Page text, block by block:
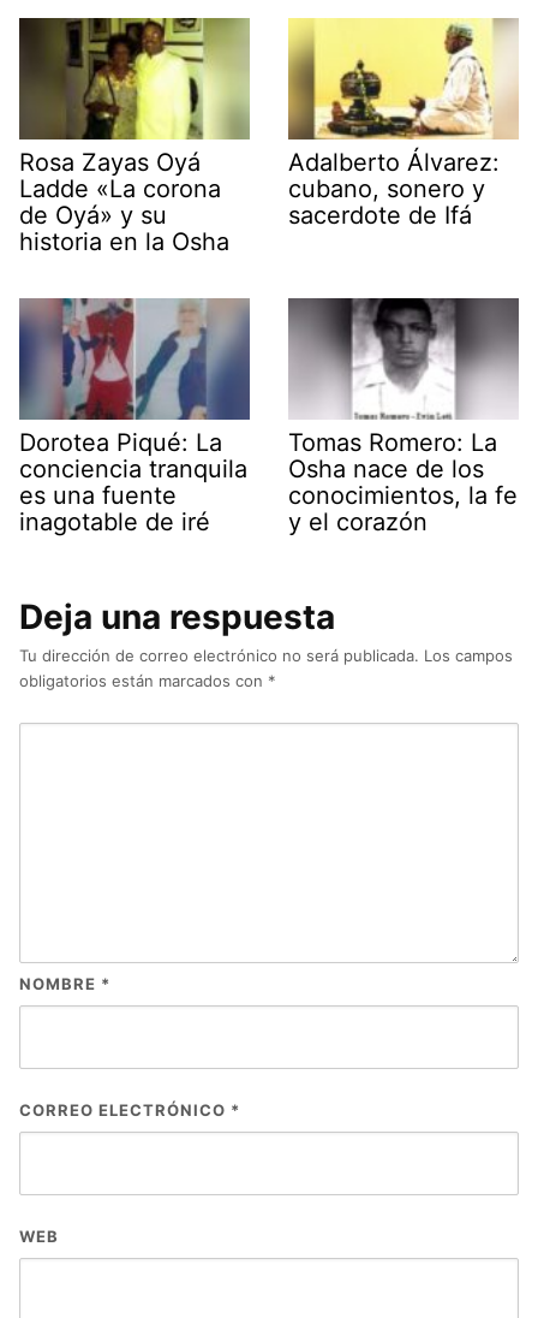
Rosa Zayas Oyá
Ladde «La corona
de Oyá» y su
historia en la Osha
Adalberto Álvarez:
cubano, sonero y
sacerdote de Ifá
Dorotea Piqué: La
conciencia tranquila
es una fuente
inagotable de iré
Tomas Romero: La
Osha nace de los
conocimientos, la fe
y el corazón
Deja una respuesta
Tu dirección de correo electrónico no será publicada. Los campos
obligatorios están marcados con *
NOMBRE *
CORREO ELECTRÓNICO *
WEB